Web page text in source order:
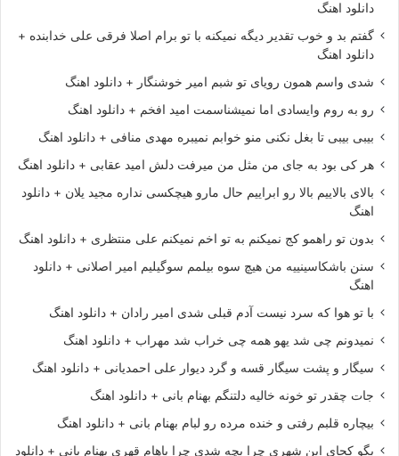
دانلود اهنگ
گفتم بد و خوب تقدیر دیگه نمیکنه با تو برام اصلا فرقی علی خدابنده +
دانلود اهنگ
شدی واسم همون رویای تو شبم امیر خوشنگار + دانلود اهنگ
رو به روم وایسادی اما نمیشناسمت امید افخم + دانلود اهنگ
بیبی بیبی تا بغل نکنی منو خوابم نمیبره مهدی منافی + دانلود اهنگ
هر کی بود به جای من مثل من میرفت دلش امید عقابی + دانلود اهنگ
بالای بالاییم بالا رو ابراییم حال مارو هیچکسی نداره مجید یلان + دانلود
اهنگ
بدون تو راهمو کج نمیکنم به تو اخم نمیکنم علی منتظری + دانلود اهنگ
سنن باشکاسینییه من هیچ سوه بیلمم سوگیلیم امیر اصلانی + دانلود
اهنگ
با تو هوا که سرد نیست آدم قبلی شدی امیر رادان + دانلود اهنگ
نمیدونم چی شد یهو همه چی خراب شد مهراب + دانلود اهنگ
سیگار و پشت سیگار قسه و گرد دیوار علی احمدیانی + دانلود اهنگ
جات چقدر تو خونه خالیه دلتنگم بهنام بانی + دانلود اهنگ
بیچاره قلبم رفتی و خنده مرده رو لبام بهنام بانی + دانلود اهنگ
بگو کجای این شهری چرا بچه شدی چرا باهام قهری بهنام بانی + دانلود